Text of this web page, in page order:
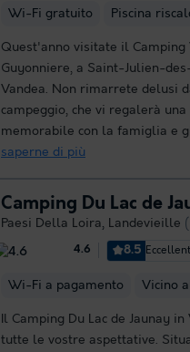
Wi-Fi gratuito Piscina
Quest'anno visitate il Camping
Guyonniere, a Saint-Julien-
Vandea. Non rimarrete delusi
campeggio, che vi regalerà una
memorabile con la famiglia e
saperne di più
Camping Du Lac de
Paesi Della Loira, Landevieille
4.6 8.5
Wi-Fi a pagamento Vicino
Il Camping Du Lac de Jaunay
tutte le vostre aspettative.